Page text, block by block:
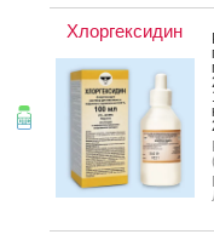
Хлоргексидин